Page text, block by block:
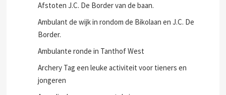
Afstoten J.C. De Border van de baan.
Ambulant de wijk in rondom de Bikolaan en J.C. De
Border.
Ambulante ronde in Tanthof West
Archery Tag een leuke activiteit voor tieners en
jongeren